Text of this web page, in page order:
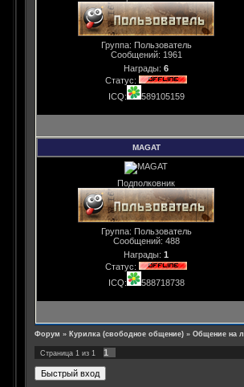
Группа: Пользователь
Сообщений: 1961
Награды: 6
Статус:
ICQ:
589105159
MAGAT
Подполковник
Группа: Пользователь
Сообщений: 488
Награды: 1
Статус:
ICQ:
588718738
Форум » Курилка (свободное общение) » Общение на
Страница 1 из 1 1